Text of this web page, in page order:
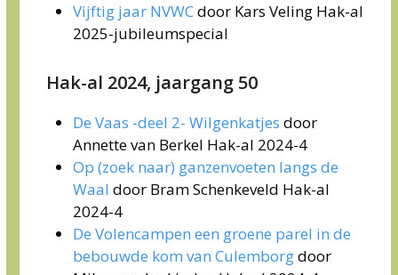
Vijftig jaar NVWCdoor Kars Veling Hak-al
2025-jubileumspecial
Hak-al 2024, jaargang 50
De Vaas -deel 2- Wilgenkatjes door
Annette van Berkel Hak-al 2024-4
Op (zoek naar) ganzenvoeten langs de
Waal door Bram Schenkeveld Hak-al
2024-4
De Volencampen een groene parel in de
bebouwde kom van Culemborgdoor